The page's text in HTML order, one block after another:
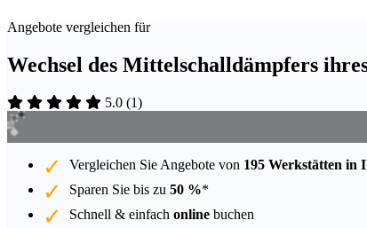
Angebote vergleichen für
Wechsel des Mittelschalldämpfers
5.0 (1)
Vergleichen Sie Angebote von 195 Werkstätten in
Sparen Sie bis zu 50 %*
Schnell & einfach online buchen